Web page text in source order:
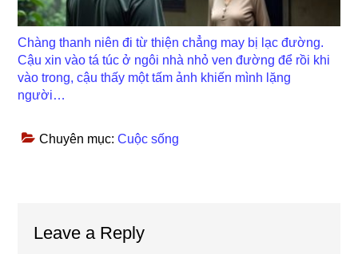
Chàng thanh niên đi từ thiện chẳng may bị lạc đường.
Cậu xin vào tá túc ở ngôi nhà nhỏ ven đường để rồi khi
vào trong, cậu thấy một tấm ảnh khiến mình lặng
người…
Chuyên mục:Cuộc sống
Interactions
Leave a Reply